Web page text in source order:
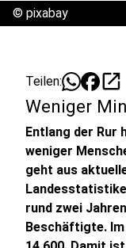
© pixabay
Teilen: open_in_new
Weniger
Entlang der Rur
weniger
geht aus
rund zwei
Beschäftigte.